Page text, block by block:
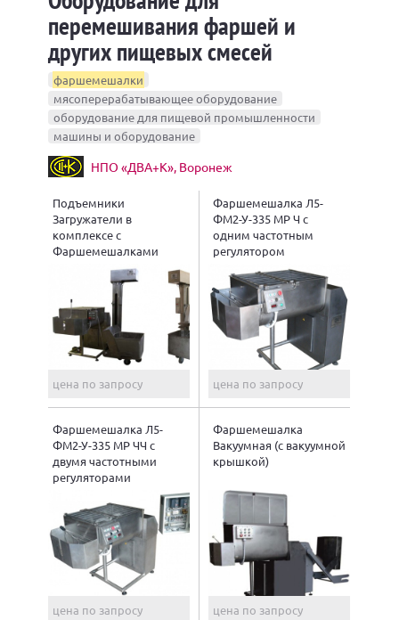
перемешивания фаршей и
других пищевых смесей
фаршемешалки
мясоперерабатывающее оборудование
оборудование для пищевой промышленности
машины и оборудование
НПО «ДВА+К», Воронеж
Подъемники
Загружатели в
комплексе с
Фаршемешалками
цена по запросу
Фаршемешалка Л5-
ФМ2-У-335 МР Ч с
одним частотным
регулятором
цена по запросу
Фаршемешалка Л5-
ФМ2-У-335 МР ЧЧ с
двумя частотными
регуляторами
цена по запросу
Фаршемешалка
Вакуумная (с вакуумной
крышкой)
цена по запросу